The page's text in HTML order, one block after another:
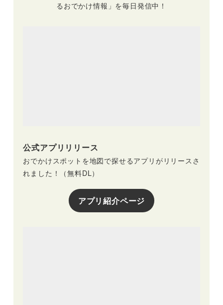
るおでかけ情報」を毎日発信中！
公式アプリリリース
おでかけスポットを地図で探せるアプリがリリースさ
れました！（無料DL）
アプリ紹介ページ